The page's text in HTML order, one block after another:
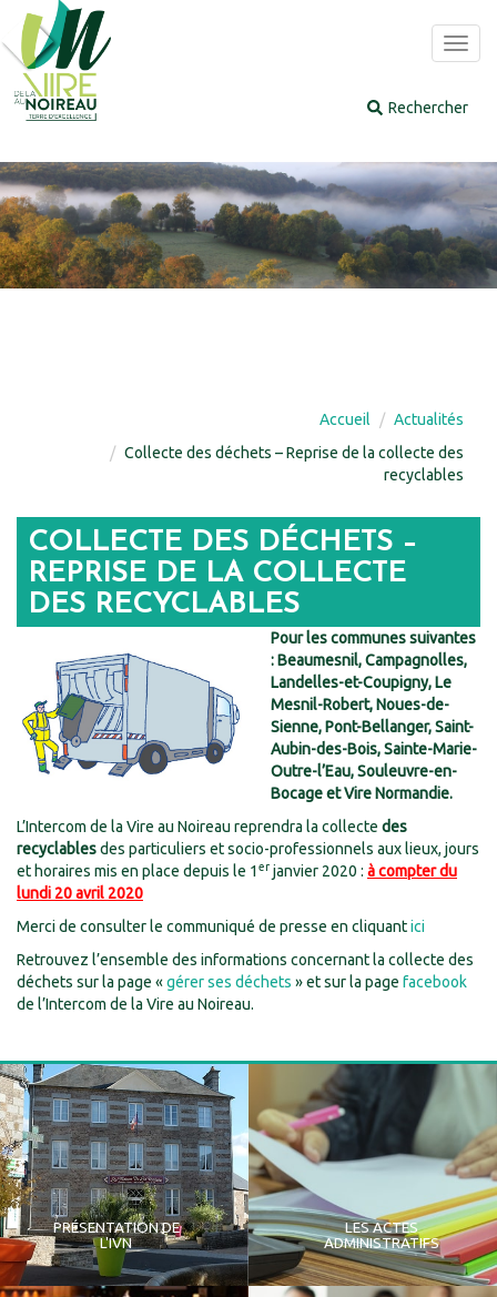
Accueil
Actualités
Collecte des déchets – Reprise de la collecte des
recyclables
COLLECTE DES DÉCHETS –
REPRISE DE LA COLLECTE
DES RECYCLABLES
Pour les communes suivantes
: Beaumesnil, Campagnolles,
Landelles-et-Coupigny, Le
Mesnil-Robert, Noues-de-
Sienne, Pont-Bellanger, Saint-
Aubin-des-Bois, Sainte-Marie-
Outre-l’Eau, Souleuvre-en-
Bocage et Vire Normandie.
L’Intercom de la Vire au Noireau reprendra la collecte des
recyclablesdes particuliers et socio-professionnels aux lieux, jours
et horaires mis en place depuis le 1 er janvier 2020 : à compter du
lundi 20 avril 2020
Merci de consulter le communiqué de presse en cliquantici
Retrouvez l’ensemble des informations concernant la collecte des
déchets sur la page «gérer ses déchets » et sur la page facebook
de l’Intercom de la Vire au Noireau.
PRÉSENTATION DE
L'IVN
LES ACTES
ADMINISTRATIFS
Panneau de gestion des cookies